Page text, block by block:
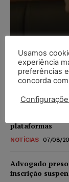
juros
Carlos
Meta é alvo de
plataformas
NOTÍCIAS 07/08/
Advogado
inscrição
Usamos
experiência
preferências
concorda